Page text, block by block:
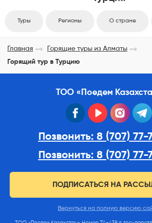
Туры Регионы О стране
Главная
Горящие туры из Алматы
Горящий тур в Турцию
ТОО «Поедем
facebook youtube
Позвонить: 8 (707) 77-
Позвонить: 8 (707) 77-
ПОДПИСАТЬСЯ НА
Вернуться на полную версию